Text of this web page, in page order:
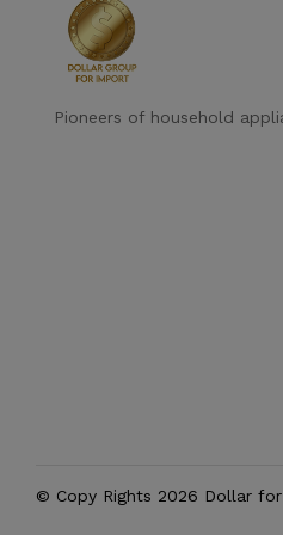
Pioneers of household
© Copy Rights 2026 Dollar